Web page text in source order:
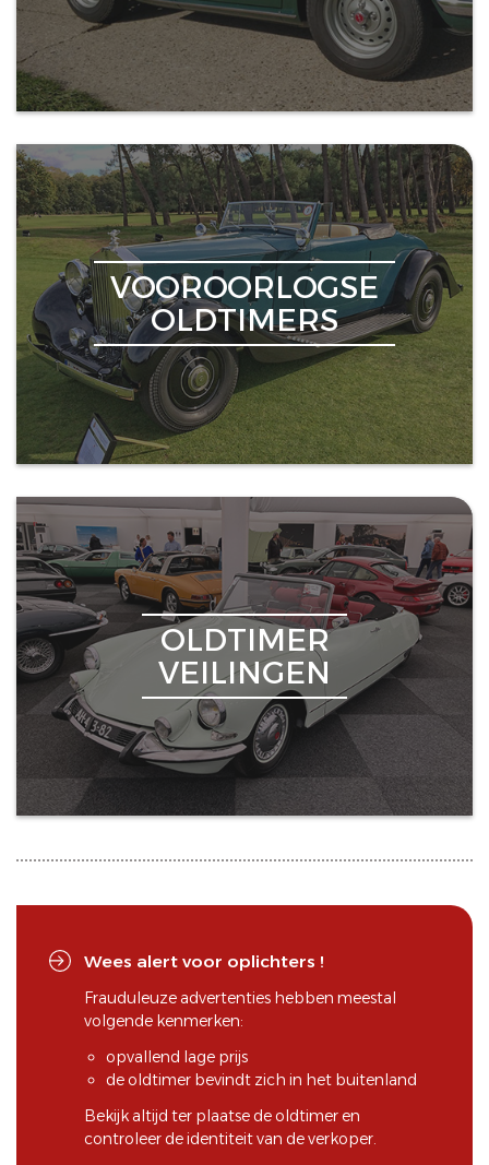
VOOROORLOGSE
OLDTIMERS
OLDTIMER
VEILINGEN
Wees alert voor oplichters !
Frauduleuze advertenties hebben meestal
volgende kenmerken:
opvallend lage prijs
de oldtimer bevindt zich in het buitenland
Bekijk altijd ter plaatse de oldtimer en
controleer de identiteit van de verkoper.